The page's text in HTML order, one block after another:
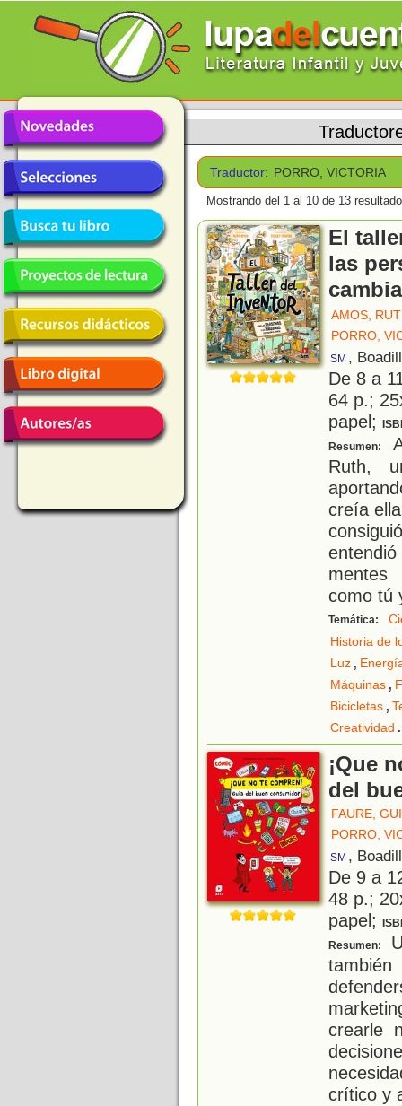
Traductor: PORRO, VICTORIA
Mostrando del 1 al 10 de 13
El
las
AMOS,
PORRO,
SM ,
De 8 a
64 p.;
papel;
Resumen:
Ruth,
creía
como tú
Temática:
Historia de
Luz,
Máquinas,
Bicicletas,
Creatividad .
¡Que
del
FAURE,
PORRO,
SM ,
De 9 a
48 p.;
papel;
Resumen:
crearle
crítico y